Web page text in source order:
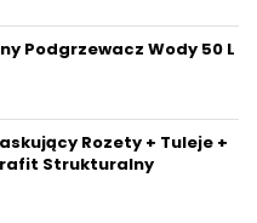
Podgrzewacz Wody 50 L
Rozety + Tuleje +
Strukturalny